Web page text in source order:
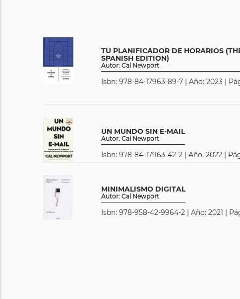
TU PLANIFICADOR DE HORARIOS
SPANISH EDITION)
Autor: Cal Newport
Isbn: 978-84-17963-89-7 | Año: 2023 |
UN MUNDO SIN E-MAIL
Autor: Cal Newport
Isbn: 978-84-17963-42-2 | Año: 2022 |
MINIMALISMO DIGITAL
Autor: Cal Newport
Isbn: 978-958-42-9964-2 | Año: 2021 |